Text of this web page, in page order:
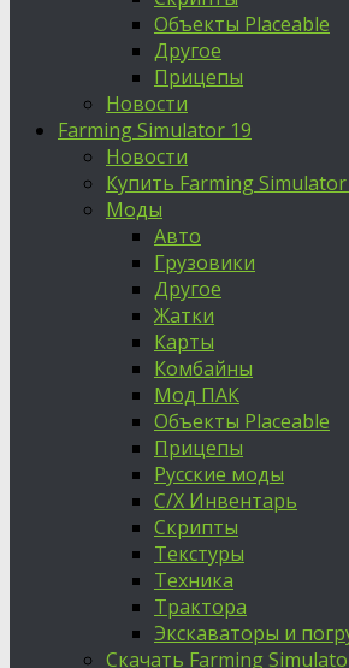
Объекты Placeable
Другое
Прицепы
Новости
Farming Simulator 19
Новости
Купить Farming Simulator
Моды
Авто
Грузовики
Другое
Жатки
Карты
Комбайны
Мод ПАК
Объекты Placeable
Прицепы
Русские моды
С/Х Инвентарь
Скрипты
Текстуры
Техника
Трактора
Экскаваторы и
Скачать Farming